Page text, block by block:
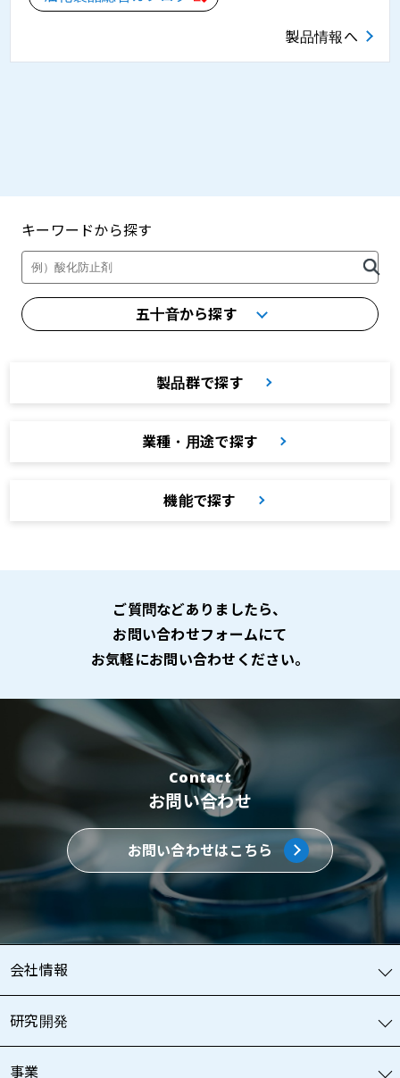
製品情報へ
キーワードから探す
五十音から探す
製品群で探す
業種・用途で探す
機能で探す
ご質問などありましたら、
お問い合わせフォームにて
お気軽にお問い合わせください。
Contact
お問い合わせ
お問い合わせはこちら
会社情報
研究開発
事業